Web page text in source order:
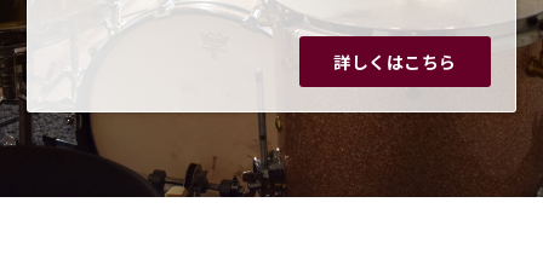
詳しくはこちら